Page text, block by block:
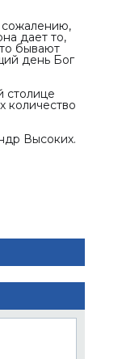
сожалению,
дает то,
бывают
день Бог
столице
количество
Высоких.